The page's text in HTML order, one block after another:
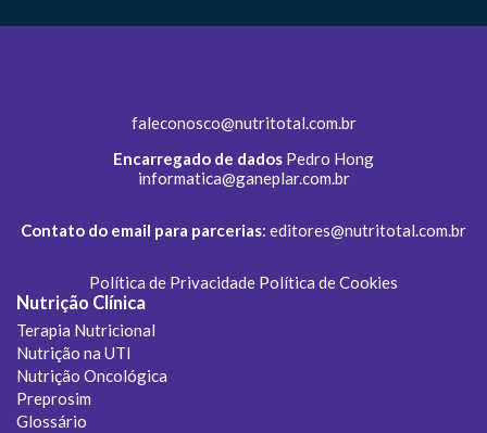
faleconosco@nutritotal.com.br
Encarregado de dados Pedro Hong
informatica@ganeplar.com.br
Contato do email para parcerias: editores@nutritotal.com.br
Política de Privacidade Política de Cookies
Nutrição Clínica
Terapia Nutricional
Nutrição na UTI
Nutrição Oncológica
Preprosim
Glossário